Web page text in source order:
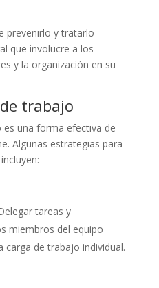
prevenirlo y tratarlo
que involucre a los
y la organización en su
trabajo
es una forma efectiva de
Algunas estrategias para
tareas y
miembros del equipo
carga de trabajo individual.